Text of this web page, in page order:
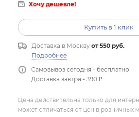
Хочу дешевле!
Купить в 1 клик
Доставка в Москву от 550 руб.
Подробнее
Самовывоз сегодня - бесплатно
Доставка завтра - 390 ₽
Цена действительна только для
может отличаться от цен в розничных